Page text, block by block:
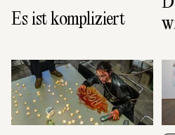
Es ist kompliziert